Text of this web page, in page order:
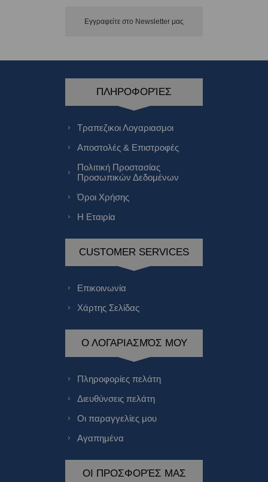
Εγγραφείτε στο Νewsletter μας
ΠΛΗΡΟΦΟΡΊΕΣ
Τραπεζικοι Λογαριασμοι
Αποστολές & Επιστροφές
Πολιτική Προστασίας
Προσωπικών Δεδομένων
Όροι Χρήσης
Η Εταιρία
CUSTOMER SERVICES
Επικοινωνία
Χάρτης Σελίδας
Ο ΛΟΓΑΡΙΑΣΜΌΣ ΜΟΥ
Πληροφορίες πελάτη
Διευθύνσεις πελάτη
Οι παραγγελίες μου
Αγαπημένα
ΟΙ ΠΡΟΣΦΟΡΈΣ ΜΑΣ